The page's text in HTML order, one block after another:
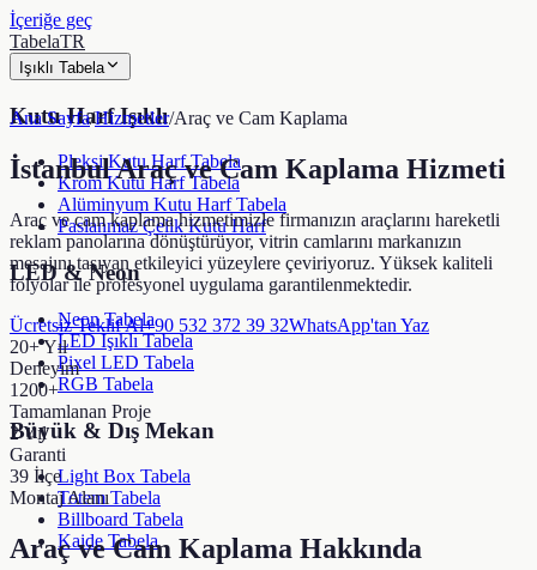
İçeriğe geç
TabelaTR
Işıklı Tabela
Kutu Harf Işıklı
Pleksi Kutu Harf Tabela
Krom Kutu Harf Tabela
Alüminyum Kutu Harf Tabela
Paslanmaz Çelik Kutu Harf
LED & Neon
Neon Tabela
LED Işıklı Tabela
Pixel LED Tabela
RGB Tabela
Büyük & Dış Mekan
Light Box Tabela
Totem Tabela
Billboard Tabela
Kaide Tabela
Ana Sayfa/Hizmetler/Araç ve Cam Kaplama
İstanbul Araç ve Cam Kaplama Hizmeti
Araç ve cam kaplama hizmetimizle firmanızın araçlarını hareketli
reklam panolarına dönüştürüyor, vitrin camlarını markanızın
mesajını taşıyan etkileyici yüzeylere çeviriyoruz. Yüksek kaliteli
folyolar ile profesyonel uygulama garantilenmektedir.
Ücretsiz Teklif Al+90 532 372 39 32WhatsApp'tan Yaz
20+ Yıl
Deneyim
1200+
Tamamlanan Proje
2 Yıl
Garanti
39 İlçe
Montaj Alanı
Araç ve Cam Kaplama Hakkında